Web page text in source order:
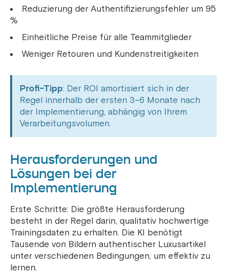
Reduzierung der Authentifizierungsfehler um 95
%
Einheitliche Preise für alle Teammitglieder
Weniger Retouren und Kundenstreitigkeiten
Profi-Tipp: Der ROI amortisiert sich in der
Regel innerhalb der ersten 3–6 Monate nach
der Implementierung, abhängig von Ihrem
Verarbeitungsvolumen.
Herausforderungen und
Lösungen bei der
Implementierung
Erste Schritte: Die größte Herausforderung
besteht in der Regel darin, qualitativ hochwertige
Trainingsdaten zu erhalten. Die KI benötigt
Tausende von Bildern authentischer Luxusartikel
unter verschiedenen Bedingungen, um effektiv zu
lernen.